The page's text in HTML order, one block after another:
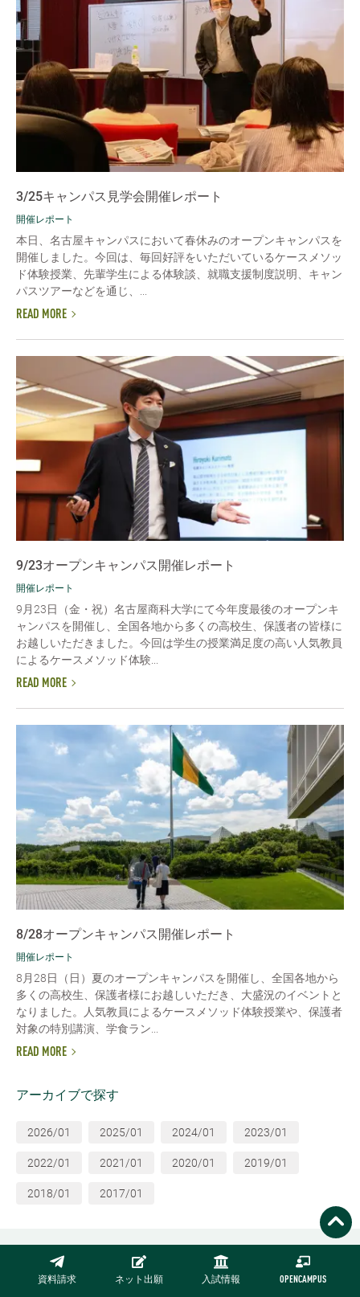
資料請求 ネット出願 入試情報 OPENCAMPUS
3/25キャンパス見学会開催レポート
開催レポート
本日、名古屋キャンパスにおいて春休みのオープンキャンパスを
開催しました。今回は、毎回好評をいただいているケースメソッ
ド体験授業、先輩学生による体験談、就職支援制度説明、キャン
パスツアーなどを通じ、...
READ MORE
9/23オープンキャンパス開催レポート
開催レポート
9月23日（金・祝）名古屋商科大学にて今年度最後のオープンキ
ャンパスを開催し、全国各地から多くの高校生、保護者の皆様に
お越しいただきました。今回は学生の授業満足度の高い人気教員
によるケースメソッド体験...
READ MORE
8/28オープンキャンパス開催レポート
開催レポート
8月28日（日）夏のオープンキャンパスを開催し、全国各地から
多くの高校生、保護者様にお越しいただき、大盛況のイベントと
なりました。人気教員によるケースメソッド体験授業や、保護者
対象の特別講演、学食ラン...
READ MORE
アーカイブで探す
2026/01 2025/01 2024/01 2023/01
2022/01 2021/01 2020/01 2019/01
2018/01 2017/01